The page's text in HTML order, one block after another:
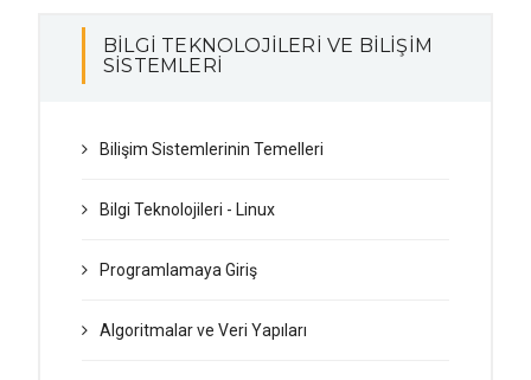
BİLGİ TEKNOLOJİLERİ VE BİLİŞİM
SİSTEMLERİ
Bilişim Sistemlerinin Temelleri
Bilgi Teknolojileri - Linux
Programlamaya Giriş
Algoritmalar ve Veri Yapıları